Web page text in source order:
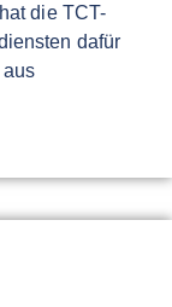
die TCT-
dafür